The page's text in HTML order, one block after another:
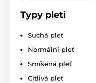
Typy pleti
Suchá pleť
Normální pleť
Smíšená pleť
Citlivá pleť